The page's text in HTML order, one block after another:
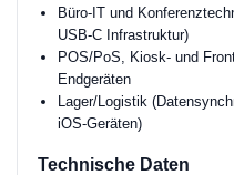
Büro-IT und
USB-C Infrastruktur)
POS/PoS, Kiosk- und
Endgeräten
Lager/Logistik
iOS-Geräten)
Technische Daten